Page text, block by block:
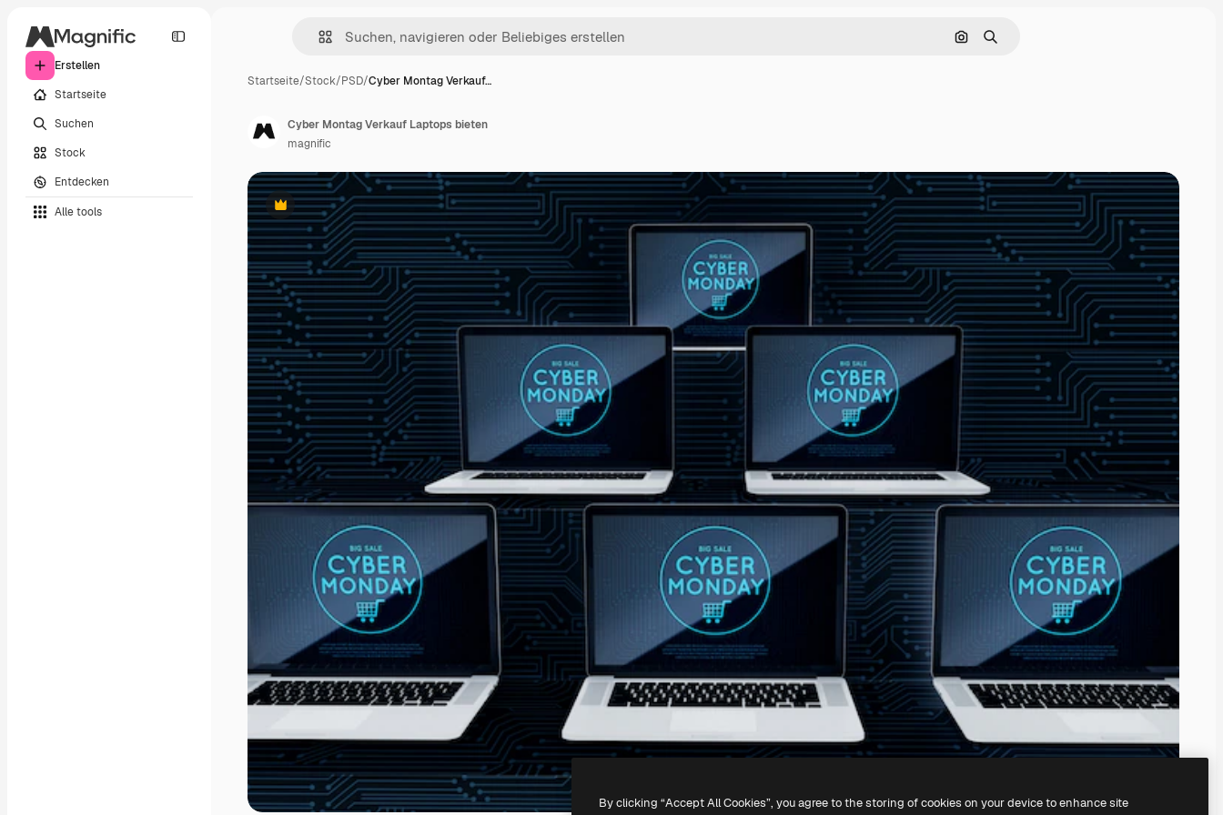
Erstellen
Startseite
Suchen
Stock
Entdecken
Alle tools
Nach Bild suchen
Suchen
Startseite/Stock/PSD/Cyber Montag Verkauf…
Premium
Cyber Montag Verkauf Laptops bieten
magnific
By clicking “Accept All Cookies”, you agree to the storing of cookies on your device to enhance site